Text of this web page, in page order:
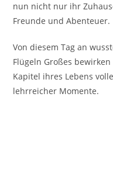
nun nicht nur ihr
Freunde und Abenteuer.
Von diesem Tag an
Flügeln Großes
Kapitel ihres Lebens
lehrreicher Momente.